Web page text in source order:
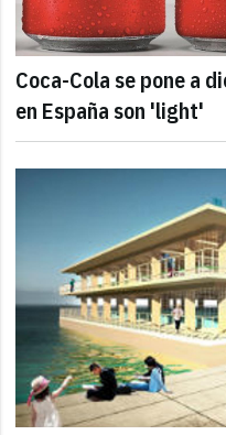
Coca-Cola se pone a
en España son 'light'